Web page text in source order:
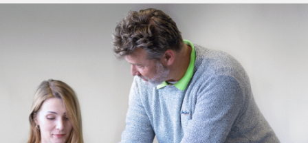
Vacatures in Rotterdam
Vacatures in Amsterdam
Vacatures in Tilburg
Vacatures in Eindhoven
Vacatures in Den Haag
Alle code 95 opleidingen
EHBO onderweg
Basisveiligheid VCA
ADR basis + tank
Vestigingen & afdelingen
Bekijk landkaart
Werken bij Logistic Force
Contact
UBrands - Legends in Supply Chain